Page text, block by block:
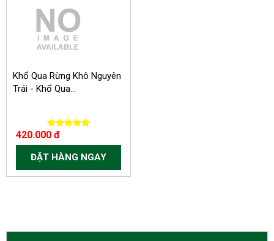
Khổ Qua Rừng Khô Nguyên
Trái - Khổ Qua...
420.000 đ
ĐẶT HÀNG NGAY